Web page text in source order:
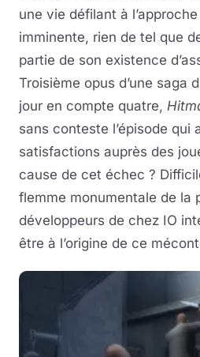
une vie défilant à l’approche
imminente, rien de tel que
partie de son existence
Troisième opus d’une saga
jour en compte quatre,
sans conteste l’épisode qui
satisfactions auprès des
cause de cet échec ?
flemme monumentale de la
développeurs de chez IO
être à l’origine de ce